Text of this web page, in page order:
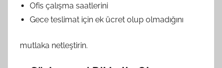
Ofis çalışma saatlerini
Gece teslimat için ek ücret olup olmadığını
mutlaka netleştirin.